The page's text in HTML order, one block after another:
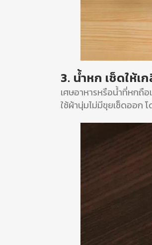
3. น้ำหก เช็ดให้เ
เศษอาหารหรือน้ำที่หกถื
ใช้ผ้านุ่มไม่มีขุยเช็ดออก